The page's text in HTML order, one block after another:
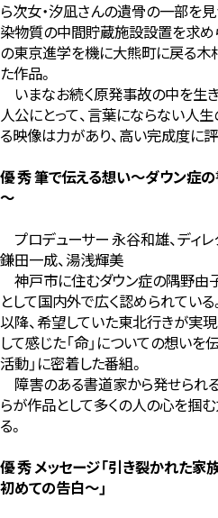
ら次女・汐凪さんの遺骨の一部を
染物質の中間貯蔵施設設置を求め
の東京進学を機に大熊町に戻る木
た作品。
いまなお続く原発事故の中を生
人公にとって、言葉にならない人
る映像は力があり、高い完成度に評
優 秀 筆で伝える想い～ダウン症
～
プロデューサー 永谷和雄、ディ
鎌田一成、湯浅輝美
神戸市に住むダウン症の隅野由
として国内外で広く認められてい
以降、希望していた東北行きが実
して感じた「命」についての想いを
活動」に密着した番組。
障害のある書道家から発せられ
らが作品として多くの人の心を掴
る。
優 秀 メッセージ「引き裂かれた家
初めての告白～」